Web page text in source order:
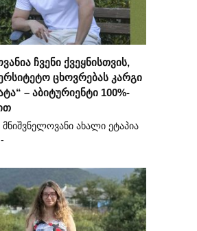
ჩვენი ქვეყნისთვის,
ცხოვრებას კარგი
– აბიტურიენტი 100%-
მნიშვნელოვანი ახალი ეტაპია